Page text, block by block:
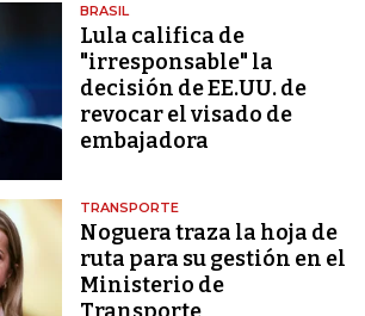
BRASIL
Lula califica de
"irresponsable" la
decisión de EE.UU. de
revocar el visado de
embajadora
TRANSPORTE
Noguera traza la hoja de
ruta para su gestión en el
Ministerio de